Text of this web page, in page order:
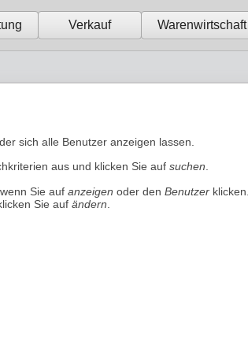
Verkauf Warenwirtschaft
sich alle Benutzer anzeigen lassen.
aus und klicken Sie auf suchen
Sie auf anzeigen oder den Benutzer klicken.
Sie auf ändern